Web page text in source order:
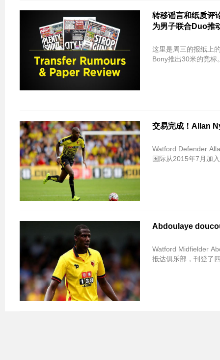
转移谣言和纸质评
为男子联合Duo推
这里是周三的报纸上的顶级转移相关的故事
Bony推出30米的竞标
交易完成！Allan
Watford Defender
国际从2015年7月加
Abdoulaye
Watford Midfielder
抵达俱乐部，刊登了